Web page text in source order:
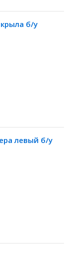
б/у
левый б/у